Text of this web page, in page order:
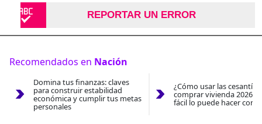
REPORTAR UN ERROR
Recomendados en Nación
Domina tus finanzas: claves
para construir estabilidad
económica y cumplir tus metas
personales
¿Cómo usar las
comprar vivienda 2026?
fácil lo puede hacer con